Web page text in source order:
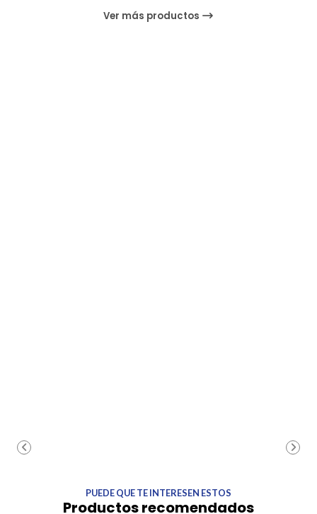
Ver más productos
PUEDE QUE TE INTERESEN ESTOS
Productos recomendados